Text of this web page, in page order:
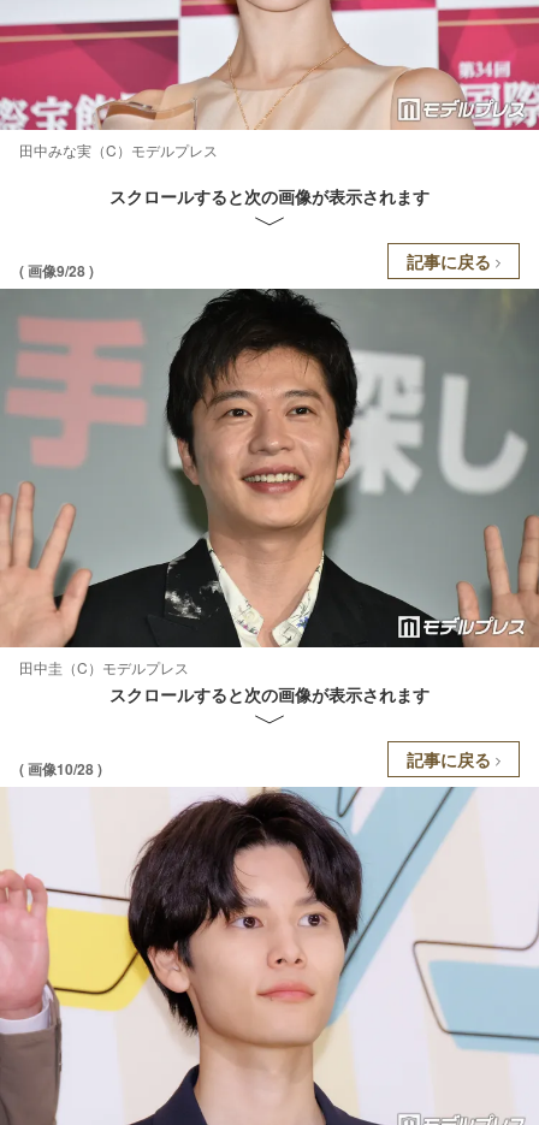
田中みな実（C）モデルプレス
スクロールすると次の画像が表示されます
( 画像9/28 ) 記事に戻る
田中圭（C）モデルプレス
スクロールすると次の画像が表示されます
( 画像10/28 ) 記事に戻る